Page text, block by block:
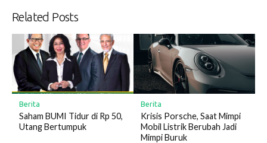
Related Posts
Berita
Saham BUMI Tidur di Rp 50,
Utang Bertumpuk
Berita
Krisis Porsche, Saat Mimpi
Mobil Listrik Berubah Jadi
Mimpi Buruk